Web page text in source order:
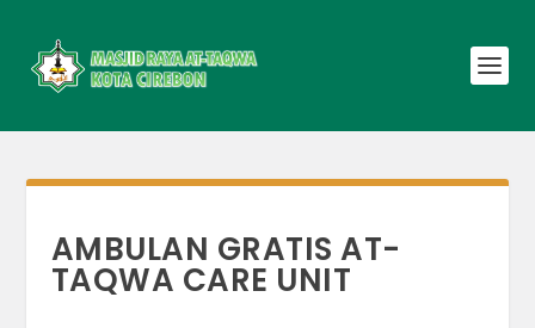
AMBULAN GRATIS AT-
TAQWA CARE UNIT